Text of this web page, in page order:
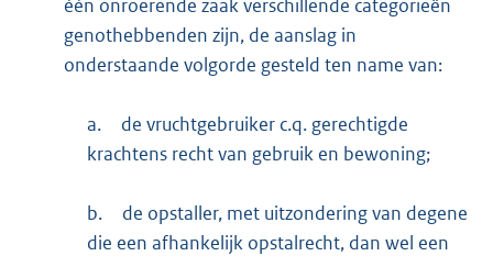
één onroerende zaak verschillende categorieën
genothebbenden zijn, de aanslag in
onderstaande volgorde gesteld ten name van:
a.
de vruchtgebruiker c.q. gerechtigde
krachtens recht van gebruik en bewoning;
b.
de opstaller, met uitzondering van degene
die een afhankelijk opstalrecht, dan wel een